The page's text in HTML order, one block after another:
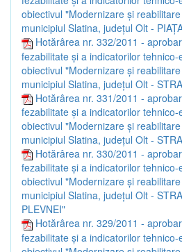
obiectivul "Modernizare şi
municipiul Slatina, judeţul Olt -
Hotărârea nr. 332/2011 -
fezabilitate şi a indicatorilor
obiectivul "Modernizare şi
municipiul Slatina, judeţul Olt -
Hotărârea nr. 331/2011 -
fezabilitate şi a indicatorilor
obiectivul "Modernizare şi
municipiul Slatina, judeţul Olt -
Hotărârea nr. 330/2011 -
fezabilitate şi a indicatorilor
obiectivul "Modernizare şi
municipiul Slatina, judeţul Olt -
PLEVNEI"
Hotărârea nr. 329/2011 -
fezabilitate şi a indicatorilor